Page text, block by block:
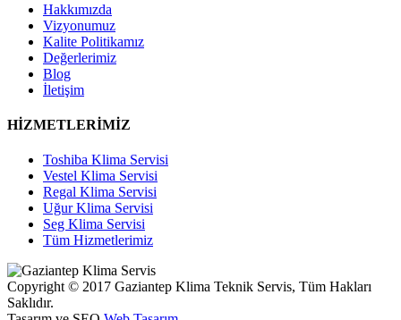
Hakkımızda
Vizyonumuz
Kalite Politikamız
Değerlerimiz
Blog
İletişim
HİZMETLERİMİZ
Toshiba Klima Servisi
Vestel Klima Servisi
Regal Klima Servisi
Uğur Klima Servisi
Seg Klima Servisi
Tüm Hizmetlerimiz
Copyright © 2017 Gaziantep Klima Teknik Servis, Tüm Hakları
Saklıdır.